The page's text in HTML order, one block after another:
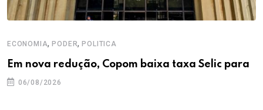
ECONOMIA,PODER,POLITICA
Em nova redução, Copom baixa taxa Selic para
06/08/2026